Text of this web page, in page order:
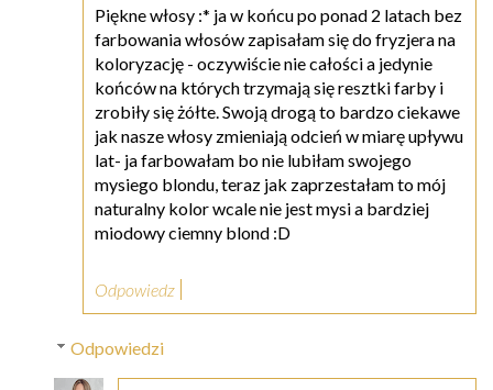
Piękne włosy :* ja w końcu po ponad 2 latach bez
farbowania włosów zapisałam się do fryzjera na
koloryzację - oczywiście nie całości a jedynie
końców na których trzymają się resztki farby i
zrobiły się żółte. Swoją drogą to bardzo ciekawe
jak nasze włosy zmieniają odcień w miarę upływu
lat- ja farbowałam bo nie lubiłam swojego
mysiego blondu, teraz jak zaprzestałam to mój
naturalny kolor wcale nie jest mysi a bardziej
miodowy ciemny blond :D
Odpowiedz
Odpowiedzi